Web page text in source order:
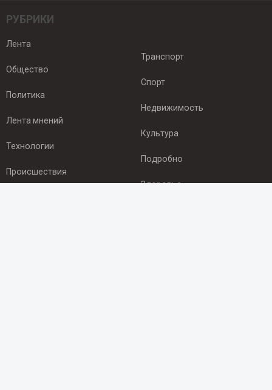
РУБРИКИ
Лента
Общество
Политика
Лента мнений
Технологии
Происшествия
Транспорт
Спорт
Недвижимость
Культура
Подробно
Здоровье